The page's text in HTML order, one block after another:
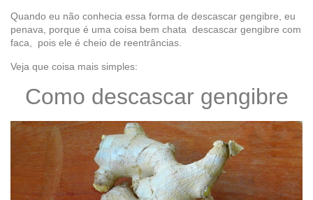
Quando eu não conhecia essa forma de descascar gengibre, eu
penava, porque é uma coisa bem chata descascar gengibre com
faca, pois ele é cheio de reentrâncias.
Veja que coisa mais simples:
Como descascar gengibre